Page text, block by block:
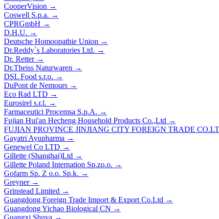
CooperVision →
Coswell S.p.a. →
CPRGmbH →
D.H.U. →
Deutsche Homoopathie Union →
Dr.Reddy`s Laboratories Ltd. →
Dr. Retter →
Dr.Theiss Naturwaren →
DSL Food s.r.o. →
DuPont de Nemours →
Eco Rad LTD →
Eurosirel s.r.l. →
Farmaceutici Procemsa S.p.A. →
Fujian Hui'an Hecheng Household Products Co.,Ltd →
FUJIAN PROVINCE JINJIANG CITY FOREIGN TRADE
Gayatri Ayupharma →
Genewel Co LTD →
Gillette (Shanghai)Ltd →
Gillette Poland Internation Sp.zo.o. →
Gofarm Sp. Z o.o. Sp.k. →
Greyner →
Grinstead Limited →
Guangdong Foreign Trade Import & Export Co.Ltd →
Guangdong Yichao Biological CN →
Guangxi Shuya →